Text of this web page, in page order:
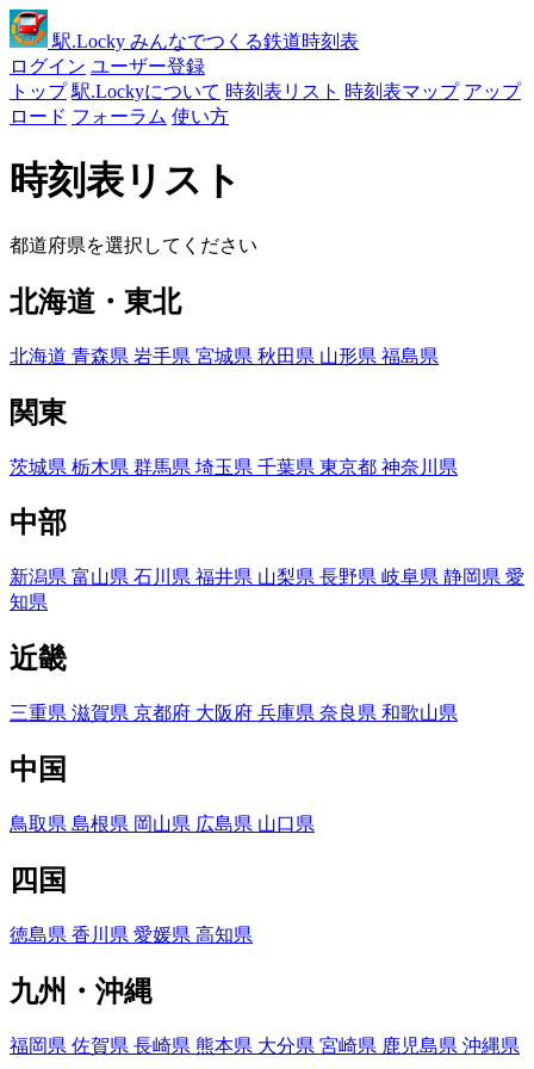
駅.Locky みんなでつくる鉄道時刻表
ログイン ユーザー登録
トップ 駅.Lockyについて 時刻表リスト 時刻表マップ アップ
ロード フォーラム 使い方
時刻表リスト
都道府県を選択してください
北海道・東北
北海道 青森県 岩手県 宮城県 秋田県 山形県 福島県
関東
茨城県 栃木県 群馬県 埼玉県 千葉県 東京都 神奈川県
中部
新潟県 富山県 石川県 福井県 山梨県 長野県 岐阜県 静岡県 愛
知県
近畿
三重県 滋賀県 京都府 大阪府 兵庫県 奈良県 和歌山県
中国
鳥取県 島根県 岡山県 広島県 山口県
四国
徳島県 香川県 愛媛県 高知県
九州・沖縄
福岡県 佐賀県 長崎県 熊本県 大分県 宮崎県 鹿児島県 沖縄県